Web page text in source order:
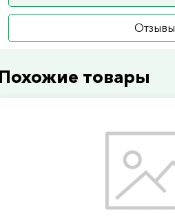
Отзывы
товары